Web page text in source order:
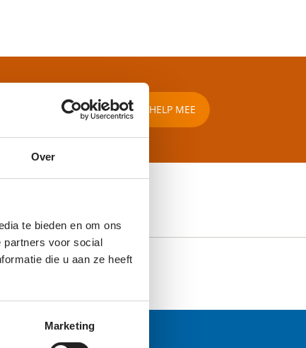
Over
te bieden en om ons
partners voor social
die u aan ze heeft
Marketing
HELP MEE